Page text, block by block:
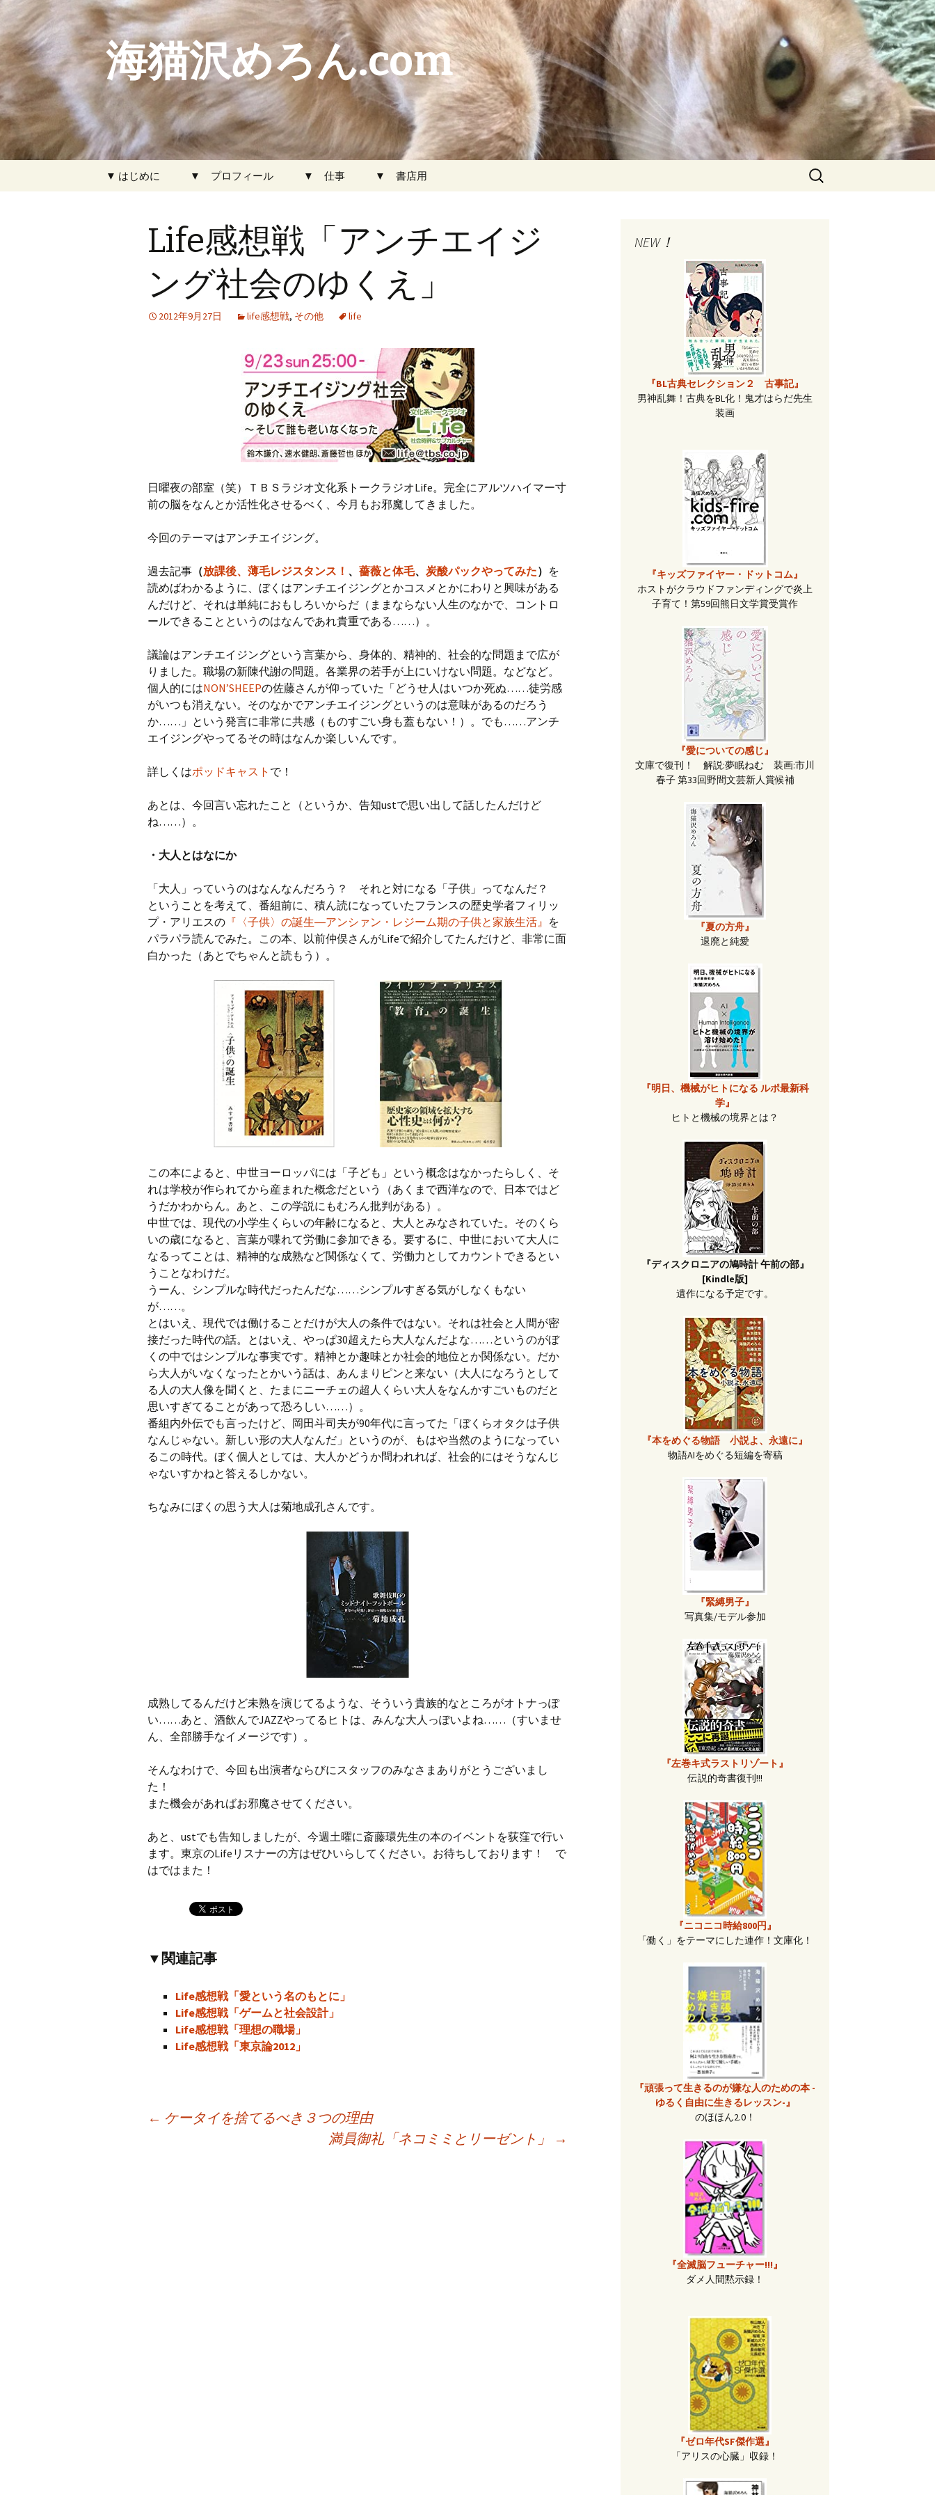
海猫沢めろん.com
▼ はじめに ▼ プロフィール ▼ 仕事 ▼ 書店用
検
Life感想戦「アンチエイジ
ング社会のゆくえ」
2012年9月27日 life感想戦, その他 life
日曜夜の部室（笑）ＴＢＳラジオ文化系トークラジオLife。完全にアルツハイマー寸
前の脳をなんとか活性化させるべく、今月もお邪魔してきました。
今回のテーマはアンチエイジング。
過去記事 （放課後、薄毛レジスタンス！ 、 薔薇と体毛、 炭酸パックやってみた） を
読めばわかるように、ぼくはアンチエイジングとかコスメとかにわりと興味がある
んだけど、それは単純におもしろいからだ（ままならない人生のなかで、コントロ
ールできることというのはなんであれ貴重である……）。
議論はアンチエイジングという言葉から、身体的、精神的、社会的な問題まで広が
りました。職場の新陳代謝の問題。各業界の若手が上にいけない問題。などなど。
個人的にはNON’SHEEPの佐藤さんが仰っていた「どうせ人はいつか死ぬ……徒労感
がいつも消えない。そのなかでアンチエイジングというのは意味があるのだろう
か……」という発言に非常に共感（ものすごい身も蓋もない！）。でも……アンチ
エイジングやってるその時はなんか楽しいんです。
詳しくはポッドキャスト で！
あとは、今回言い忘れたこと（というか、告知ustで思い出して話したんだけど
ね……）。
・大人とはなにか
「大人」っていうのはなんなんだろう？ それと対になる「子供」ってなんだ？
ということを考えて、番組前に、積ん読になっていたフランスの歴史学者フィリッ
プ・アリエスの 『 〈子供〉の誕生―アンシァン・レジーム期の子供と家族生活』 を
パラパラ読んでみた。この本、以前仲俣さんがLifeで紹介してたんだけど、非常に面
白かった（あとでちゃんと読もう）。
この本によると、中世ヨーロッパには「子ども」という概念はなかったらしく、そ
れは学校が作られてから産まれた概念だという（あくまで西洋なので、日本ではど
うだかわからん。あと、この学説にもむろん批判がある）。
中世では、現代の小学生くらいの年齢になると、大人とみなされていた。そのくら
いの歳になると、言葉が喋れて労働に参加できる。要するに、中世において大人に
なるってことは、精神的な成熟など関係なくて、労働力としてカウントできるとい
うことなわけだ。
うーん、シンプルな時代だったんだな……シンプルすぎる気がしなくもない
が……。
とはいえ、現代では働けることだけが大人の条件ではない。それは社会と人間が密
接だった時代の話。とはいえ、やっぱ30超えたら大人なんだよな……というのがぼ
くの中ではシンプルな事実です。精神とか趣味とか社会的地位とか関係ない。だか
ら大人がいなくなったとかいう話は、あんまりピンと来ない（大人になろうとして
る人の大人像を聞くと、たまにニーチェの超人くらい大人をなんかすごいものだと
思いすぎてることがあって恐ろしい……）。
番組内外伝でも言ったけど、岡田斗司夫が90年代に言ってた「ぼくらオタクは子供
なんじゃない。新しい形の大人なんだ」というのが、もはや当然のようになってい
るこの時代。ぼく個人としては、大人かどうか問われれば、社会的にはそうなんじ
ゃないすかねと答えるしかない。
ちなみにぼくの思う大人は菊地成孔さんです。
成熟してるんだけど未熟を演じてるような、そういう貴族的なところがオトナっぽ
い……あと、酒飲んでJAZZやってるヒトは、みんな大人っぽいよね……（すいませ
ん、全部勝手なイメージです）。
そんなわけで、今回も出演者ならびにスタッフのみなさまありがとうございまし
た！
また機会があればお邪魔させてください。
あと、ustでも告知しましたが、今週土曜に斎藤環先生の本のイベントを荻窪で行い
ます。東京のLifeリスナーの方はぜひいらしてください。お待ちしております！ で
はではまた！
▼関連記事
Life感想戦「愛という名のもとに」
Life感想戦「ゲームと社会設計」
Life感想戦「理想の職場」
Life感想戦「東京論2012」
← ケータイを捨てるべき３つの理由
満員御礼「ネコミミとリーゼント」
→
NEW！
『BL古典セレクション２ 古事記』
男神乱舞！古典をBL化！鬼才はらだ先生
装画
『キッズファイヤー・ドットコム』
ホストがクラウドファンディングで炎上
子育て！第59回熊日文学賞受賞作
『愛についての感じ』
文庫で復刊！ 解説:夢眠ねむ 装画:市川
春子 第33回野間文芸新人賞候補
『夏の方舟』
退廃と純愛
『明日、機械がヒトになる ルポ最新科
学』
ヒトと機械の境界とは？
『ディスクロニアの鳩時計 午前の部』
[Kindle版]
遺作になる予定です。
『本をめぐる物語 小説よ、永遠に』
物語AIをめぐる短編を寄稿
『緊縛男子』
写真集/モデル参加
『左巻キ式ラストリゾート』
伝説的奇書復刊!!!
『ニコニコ時給800円』
「働く」をテーマにした連作！文庫化！
『頑張って生きるのが嫌な人のための本 -
ゆるく自由に生きるレッスン-』
のほほん2.0！
『全滅脳フューチャー!!!』
ダメ人間黙示録！
『ゼロ年代SF傑作選』
「アリスの心臓」収録！